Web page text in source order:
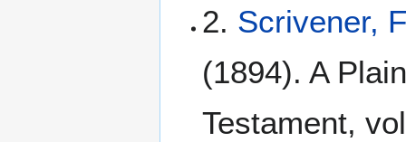
2. Scrivener,
(1894). A
Testament,